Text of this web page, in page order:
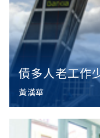
債多人老工作
黃漢華